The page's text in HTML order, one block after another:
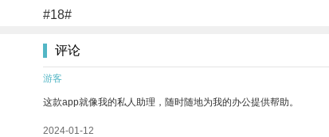
#18#
评论
游客
这款app就像我的私人助理，随时随地为我的办公提供帮助。
2024-01-12